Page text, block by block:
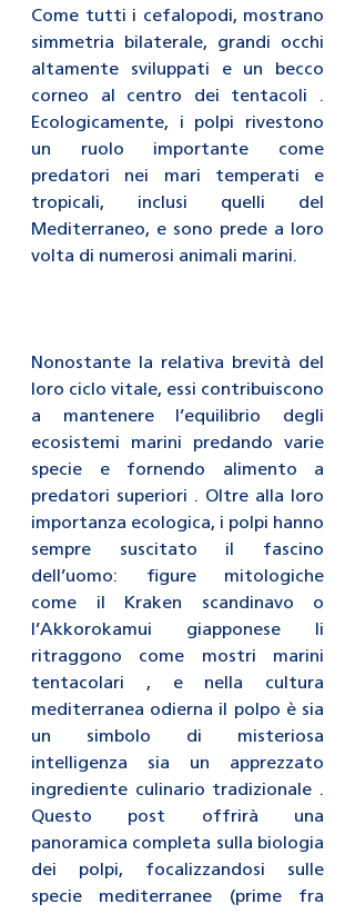
Come tutti i cefalopodi, mostrano
simmetria bilaterale, grandi occhi
altamente sviluppati e un becco
corneo al centro dei tentacoli .
Ecologicamente, i polpi rivestono
un ruolo importante come
predatori nei mari temperati e
tropicali, inclusi quelli del
Mediterraneo, e sono prede a loro
volta di numerosi animali marini.
Nonostante la relativa brevità del
loro ciclo vitale, essi contribuiscono
a mantenere l’equilibrio degli
ecosistemi marini predando varie
specie e fornendo alimento a
predatori superiori . Oltre alla loro
importanza ecologica, i polpi hanno
sempre suscitato il fascino
dell’uomo: figure mitologiche
come il Kraken scandinavo o
l’Akkorokamui giapponese li
ritraggono come mostri marini
tentacolari , e nella cultura
mediterranea odierna il polpo è sia
un simbolo di misteriosa
intelligenza sia un apprezzato
ingrediente culinario tradizionale .
Questo post offrirà una
panoramica completa sulla biologia
dei polpi, focalizzandosi sulle
specie mediterranee (prime fra